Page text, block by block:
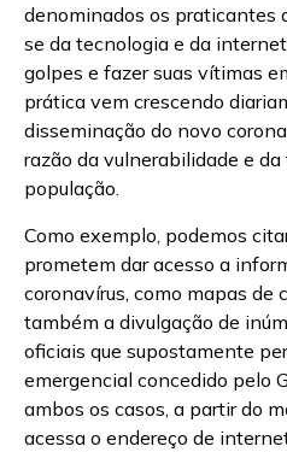
denominados os
se da tecnologia e da
golpes e fazer suas vítimas
prática vem crescendo
disseminação do novo
razão da vulnerabilidade e
população.
Como exemplo, podemos
prometem dar acesso a
coronavírus, como mapas de
também a divulgação de
oficiais que supostamente
emergencial concedido pelo
ambos os casos, a partir do
acessa o endereço de